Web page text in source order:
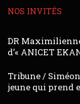
NOS INVITÉS
DR
d’« ANICET
Tribune / Siméon
jeune qui prend